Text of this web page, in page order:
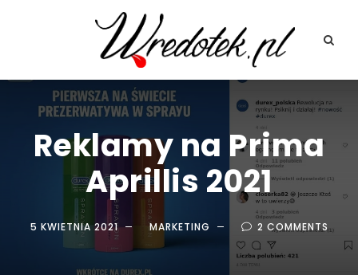
Reklamy na Prima
Aprillis 2021
5 KWIETNIA 2021 MARKETING 2 COMMENTS